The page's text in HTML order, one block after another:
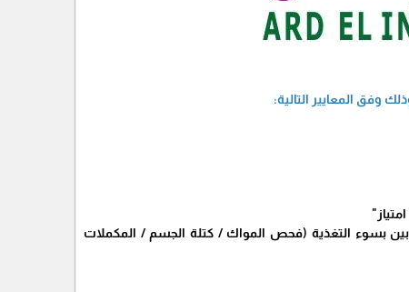
وفق المعايير التالية:
بسوء التغذية (فحص المواك / كتلة الجسم / المكملات